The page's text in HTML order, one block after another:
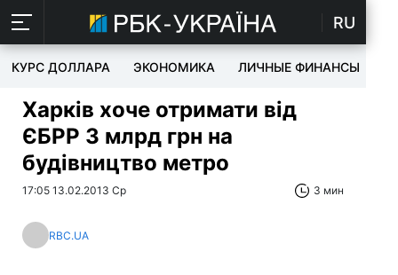
RU
КУРС ДОЛЛАРА ЭКОНОМИКА ЛИЧНЫЕ ФИНАНСЫ
Харків хоче отримати від
ЄБРР 3 млрд грн на
будівництво метро
17:05 13.02.2013 Ср 3 мин
RBC.UA